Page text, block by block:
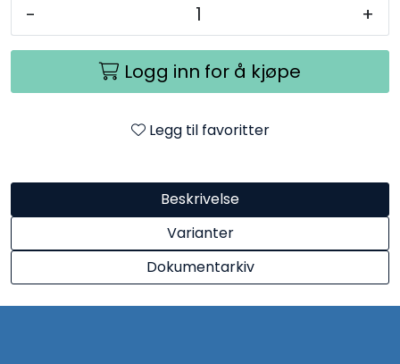
- +
Logg inn for å kjøpe
Legg til favoritter
Beskrivelse
Varianter
Dokumentarkiv